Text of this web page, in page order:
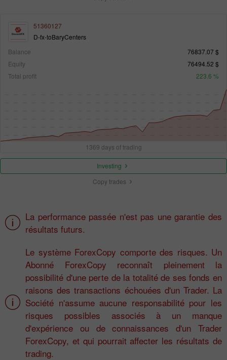
51360127
D-fx-toBaryCenters
Balance
76837.07 $
Equity
76494.52 $
Total profit
223.6 %
1369 days of trading
Investing
Copy trades
La performance passée n'est pas une garantie des
résultats futurs.
Le système ForexCopy comporte des risques. Un
Abonné ForexCopy reconnaît pleinement la
possibilité d'une perte de la totalité de ses fonds en
raisons des transactions échouées d'un Trader. La
Société n'assume aucune responsabilité pour les
risques possibles associés à un manque
d'expérience ou de connaissances d'un Trader
ForexCopy, et qui pourrait affecter les résultats de
trading.